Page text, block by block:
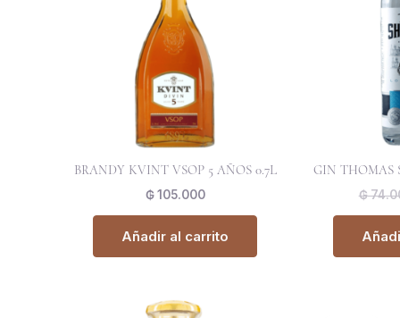
BRANDY KVINT VSOP 5 AÑOS 0.7L
₲105.000
Añadir al carrito
GIN THOMAS
₲